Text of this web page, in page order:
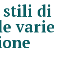
stili di
varie